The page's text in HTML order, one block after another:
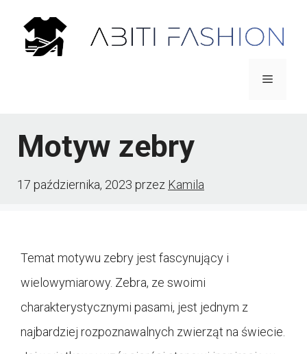
Menu
Motyw zebry
17 października, 2023 przez Kamila
Temat motywu zebry jest fascynujący i
wielowymiarowy. Zebra, ze swoimi
charakterystycznymi pasami, jest jednym z
najbardziej rozpoznawalnych zwierząt na świecie.